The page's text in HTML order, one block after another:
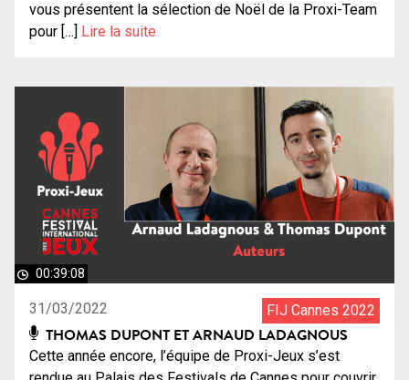
vous présentent la sélection de Noël de la Proxi-Team
pour […] Lire la suite
00:39:08
31/03/2022 FIJ Cannes 2022
THOMAS DUPONT ET ARNAUD LADAGNOUS
Cette année encore, l’équipe de Proxi-Jeux s’est